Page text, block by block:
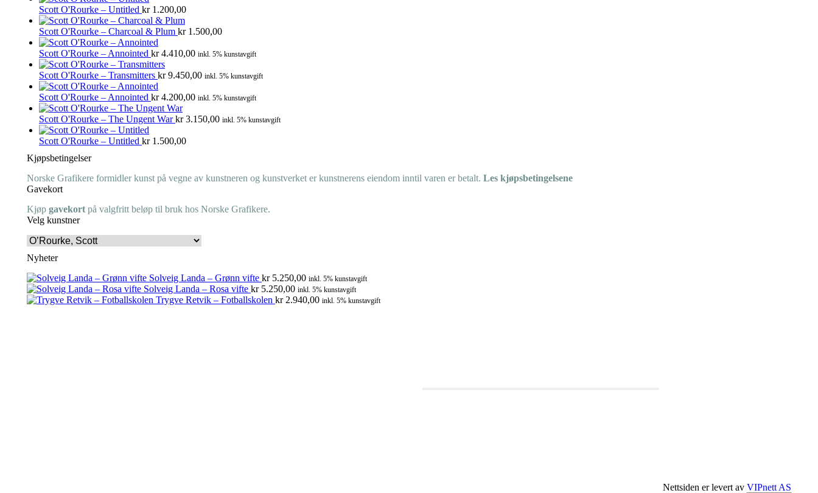
Scott O'Rourke – Untitled kr1.200,00
Scott O'Rourke – Charcoal & Plum kr1.500,00
Scott O'Rourke – Annointed kr4.410,00 inkl. 5% kunstavgift
Scott O'Rourke – Transmitters kr9.450,00 inkl. 5% kunstavgift
Scott O'Rourke – Annointed kr4.200,00 inkl. 5% kunstavgift
Scott O'Rourke – The Ungent Warkr3.150,00 inkl. 5% kunstavgift
Scott O'Rourke – Untitled kr1.500,00
Kjøpsbetingelser
Norske Grafikere formidler kunst på vegne av kunstneren og kunstverket er kunstnerens eiendom inntil varen er betalt. Les kjøpsbetingelsene
Gavekort
Kjøp gavekort på valgfritt beløp til bruk hos Norske Grafikere.
Velg kunstner
Nyheter
Solveig Landa – Grønn vifte kr5.250,00 inkl. 5% kunstavgift
Solveig Landa – Rosa vifte kr5.250,00 inkl. 5% kunstavgift
Trygve Retvik – Fotballskolen kr2.940,00 inkl. 5% kunstavgift
Nettsiden er levert av VIPnett AS